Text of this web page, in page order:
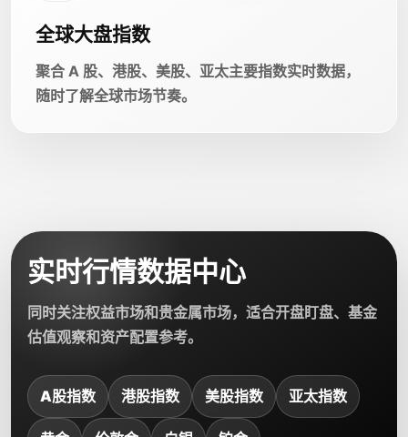
全球大盘指数
聚合 A 股、港股、美股、亚太主要指数实时数据，
随时了解全球市场节奏。
实时行情数据中心
同时关注权益市场和贵金属市场，适合开盘盯盘、基金
估值观察和资产配置参考。
A股指数 港股指数 美股指数 亚太指数